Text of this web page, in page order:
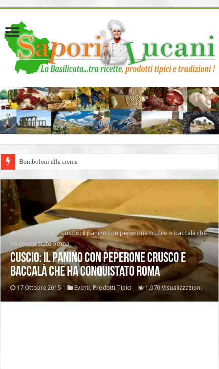
Bomboloni alla crema
Buone Feste
Home Eventi / Cuscio: il panino con peperone crusco e baccalà che
ha conquistato Roma
Cuscio: il panino con peperone crusco e
baccalà che ha conquistato Roma
17 Ottobre 2015 Eventi,Prodotti Tipici 1,070 Visualizzazioni